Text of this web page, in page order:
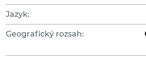
Jazyk:
Geografický rozsah: